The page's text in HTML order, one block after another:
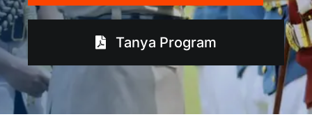
Tanya Program